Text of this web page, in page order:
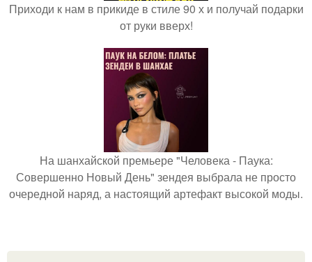
Приходи к нам в прикиде в стиле 90 х и получай подарки
от руки вверх!
На шанхайской премьере "Человека - Паука:
Совершенно Новый День" зендея выбрала не просто
очередной наряд, а настоящий артефакт высокой моды.